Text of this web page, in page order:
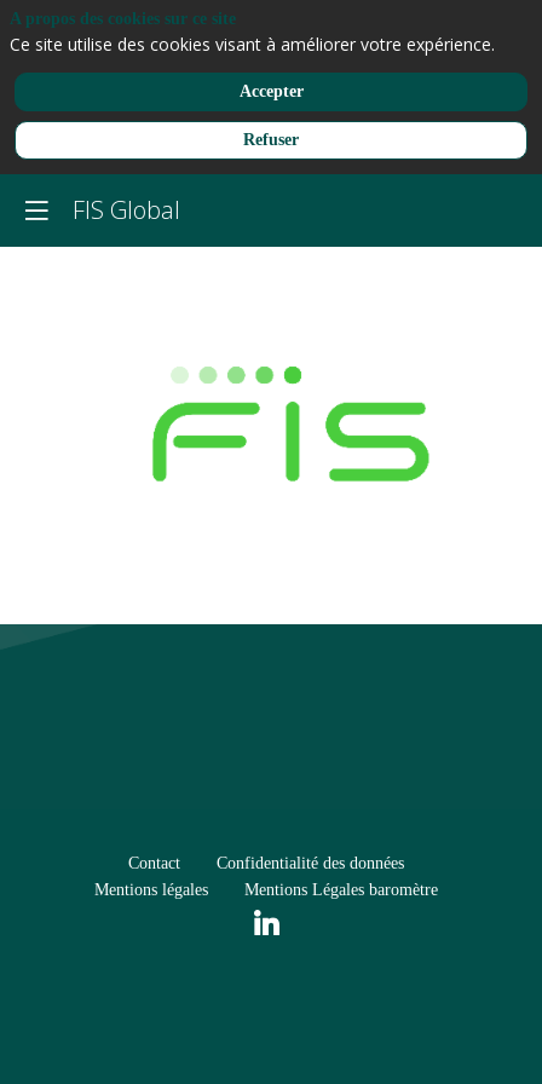
FIS Global
Contact
Confidentialité des données
Mentions légales
Mentions Légales baromètre
A propos des cookies sur ce site
Ce site utilise des cookies visant à améliorer votre expérience.
Accepter
Refuser